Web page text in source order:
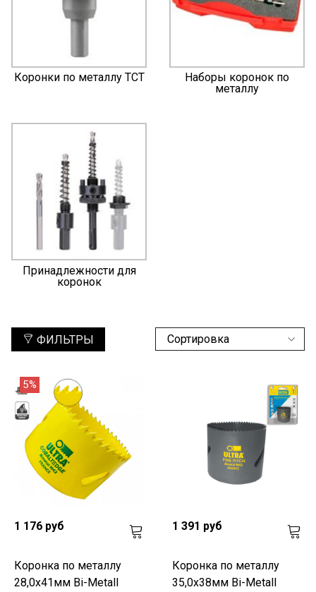
Коронки по металлу TCT
Наборы коронок по
металлу
Принадлежности для
коронок
ФИЛЬТРЫ
5%
1 176 руб
Коронка по металлу
28,0x41мм Bi-Metall
1 391 руб
Коронка по металлу
35,0x38мм Bi-Metall